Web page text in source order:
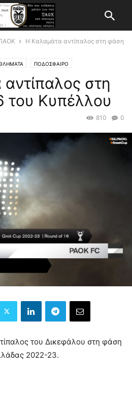
H Καλαμάτα αντίπαλος στη φάση
ΠΟΔΟΣΦΑΙΡΟ
στη
του Κυπέλλου
0
810
του Δικεφάλου στη φάση
2022-23.